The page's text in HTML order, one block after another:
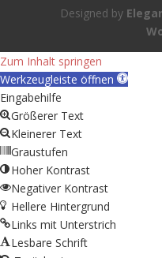
Designed by
Zum Inhalt springen
Werkzeugleiste öffnen
Eingabehilfe
Größerer Text
Kleinerer Text
Graustufen
Hoher Kontrast
Negativer Kontrast
Hellere Hintergrund
Links mit Unterstrich
Lesbare Schrift